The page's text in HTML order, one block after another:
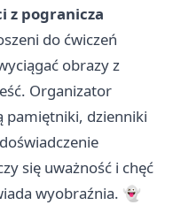
z pogranicza
do ćwiczeń
obrazy z
Organizator
pamiętniki, dzienniki
się uważność i chęć
wyobraźnia. 👻